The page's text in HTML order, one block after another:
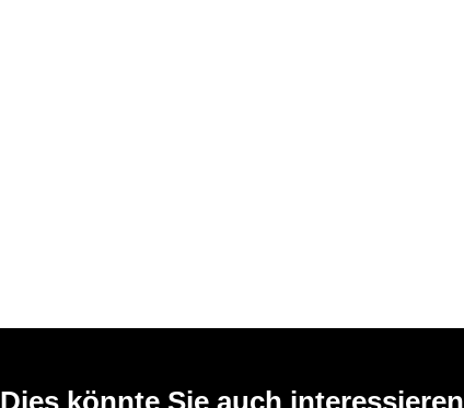
Dies könnte Sie auch interessieren